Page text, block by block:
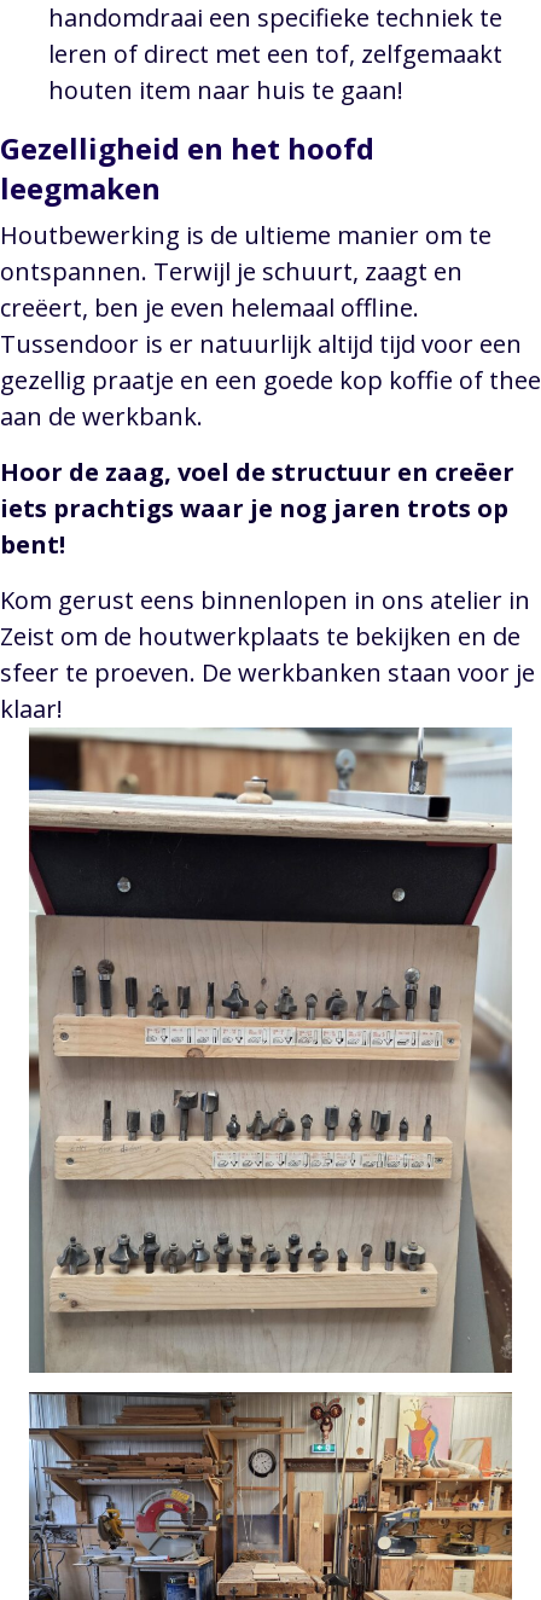
handomdraai een specifieke techniek te
leren of direct met een tof, zelfgemaakt
houten item naar huis te gaan!
Gezelligheid en het hoofd
leegmaken
Houtbewerking is de ultieme manier om te
ontspannen. Terwijl je schuurt, zaagt en
creëert, ben je even helemaal offline.
Tussendoor is er natuurlijk altijd tijd voor een
gezellig praatje en een goede kop koffie of thee
aan de werkbank.
Hoor de zaag, voel de structuur en creëer
iets prachtigs waar je nog jaren trots op
bent!
Kom gerust eens binnenlopen in ons atelier in
Zeist om de houtwerkplaats te bekijken en de
sfeer te proeven. De werkbanken staan voor je
klaar!